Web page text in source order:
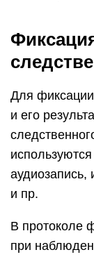
Для фиксации
и его
аудиозапись,
и пр.
В протоколе
при